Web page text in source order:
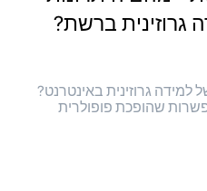
גרוזינית ברשת?
למידה גרוזינית באינטרנט?
שהופכת פופולרית